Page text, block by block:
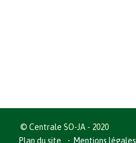
© Centrale SO-JA - 2020
Plan du site
Mentions légales